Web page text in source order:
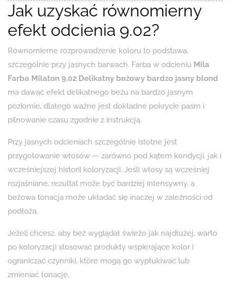
Jak uzyskać równomierny
efekt odcienia 9.02?
Równomierne rozprowadzenie koloru to podstawa,
szczególnie przy jasnych barwach. Farba w odcieniu Mila
Farba Milaton 9.02 Delikatny beżowy bardzo jasny blond
ma dawać efekt delikatnego beżu na bardzo jasnym
poziomie, dlatego ważne jest dokładne pokrycie pasm i
pilnowanie czasu zgodnie z instrukcją.
Przy jasnych odcieniach szczególnie istotne jest
przygotowanie włosów — zarówno pod kątem kondycji, jak i
wcześniejszej historii koloryzacji. Jeśli włosy są wcześniej
rozjaśniane, rezultat może być bardziej intensywny, a
beżowa tonacja może układać się inaczej w zależności od
podłoża.
Jeżeli chcesz, aby beż wyglądał świeżo jak najdłużej, warto
po koloryzacji stosować produkty wspierające kolor i
ograniczać czynniki, które mogą go wypłukiwać lub
zmieniać tonację.